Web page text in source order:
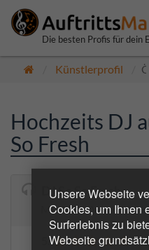
Unsere Webseite
Cookies, um Ihnen
Surferlebnis zu
Webseite
Die besten Profis für dein
Künstlerprofil
Hochzeits DJ
So Fresh
DJ So So Fresh
Musik the Voice of
5.0
2